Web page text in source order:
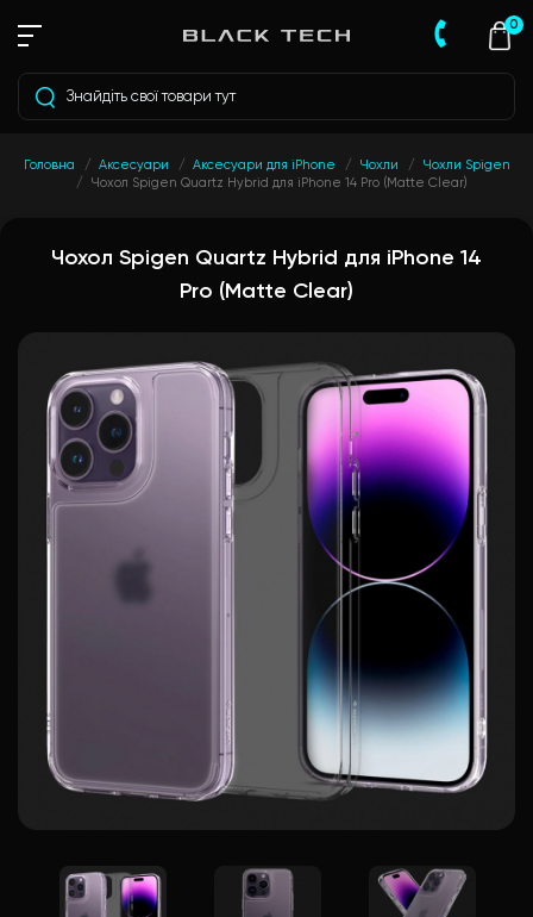
0
Головна Аксесуари Аксесуари для iPhone Чохли
Чохли Spigen
Чохол Spigen Quartz Hybrid для iPhone 14 Pro (Matte Clear)
Чохол Spigen Quartz Hybrid для iPhone 14
Pro (Matte Clear)